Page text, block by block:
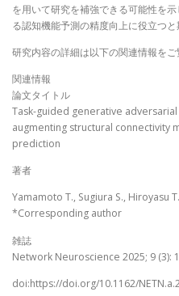
を用いて研究を補強できる可能性を
る認知機能予測の精度向上に役立つと
研究内容の詳細は以下の関連情報をご
関連情報
論文タイトル
Task-guided generative
augmenting structural connectivity
prediction
著者
Yamamoto T., Sugiura S., Hiroyasu
*Corresponding author
雑誌
Network Neuroscience 2025; 9 (3):
doi:https://doi.org/10.1162/